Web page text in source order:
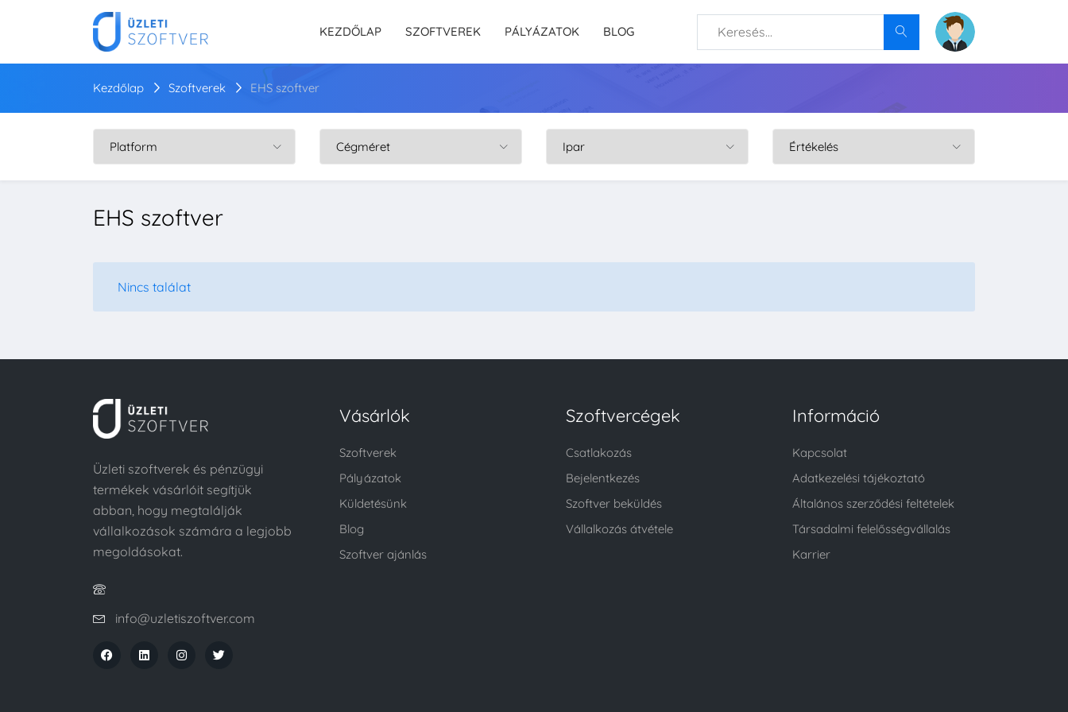
KEZDŐLAP SZOFTVEREK PÁLYÁZATOK BLOG
Kezdőlap Szoftverek EHS szoftver
EHS szoftver
Nincs találat
Üzleti szoftverek és pénzügyi
termékek vásárlóit segítjük
abban, hogy megtalálják
vállalkozások számára a legjobb
megoldásokat.
info@uzletiszoftver.com
Vásárlók
Szoftverek
Pályázatok
Küldetésünk
Blog
Szoftver ajánlás
Szoftvercégek
Csatlakozás
Bejelentkezés
Szoftver beküldés
Vállalkozás átvétele
Információ
Kapcsolat
Adatkezelési tájékoztató
Általános szerződési feltételek
Társadalmi felelősségvállalás
Karrier